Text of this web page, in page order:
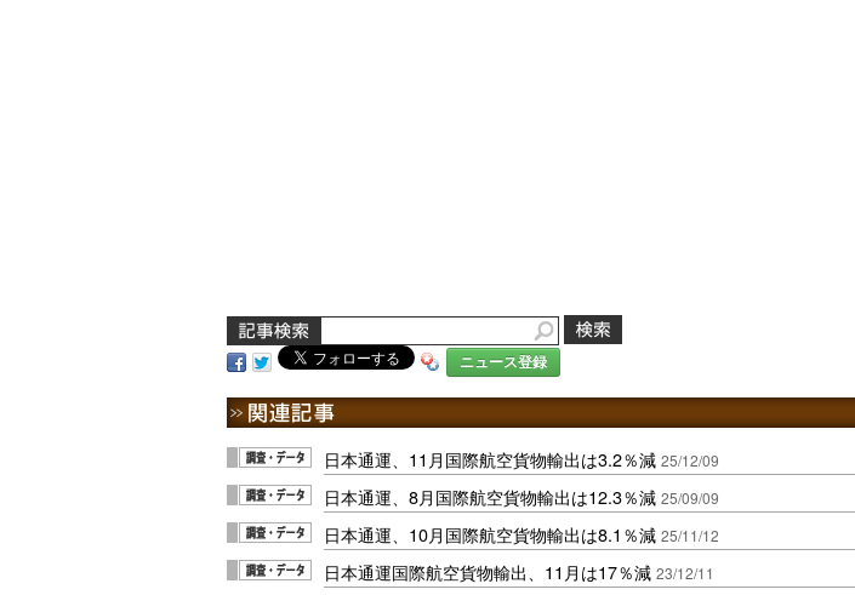
ニュース登録
日本通運、11月国際航空貨物輸出は3.2％減 25/12/09
日本通運、8月国際航空貨物輸出は12.3％減 25/09/09
日本通運、10月国際航空貨物輸出は8.1％減 25/11/12
日本通運国際航空貨物輸出、11月は17％減 23/12/11